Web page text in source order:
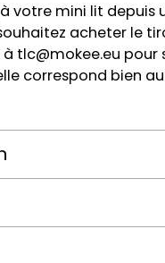
votre mini lit depuis
acheter le
tlc@mokee.eu pour
correspond bien